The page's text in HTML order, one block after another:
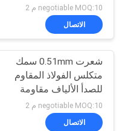
المعمل
مراقبة
الجودة
negotiable MOQ:10 م 2
الاتصال
شعرت 0.51mm سمك
متكلس الفولاذ المقاوم
للصدأ الألياف مقاومة
للتآكل
negotiable MOQ:10 م 2
الاتصال